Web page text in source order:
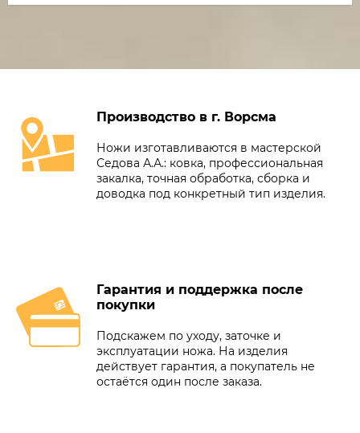
Производство в г. Ворсма
Ножи изготавливаются в мастерской
Седова А.А.: ковка, профессиональная
закалка, точная обработка, сборка и
доводка под конкретный тип изделия.
Гарантия и поддержка после
покупки
Подскажем по уходу, заточке и
эксплуатации ножа. На изделия
действует гарантия, а покупатель не
остаётся один после заказа.